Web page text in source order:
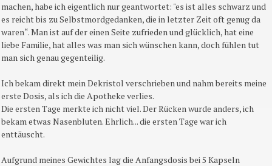
machen, habe ich eigentlich nur geantwortet: "es ist alles schwarz und
es reicht bis zu Selbstmordgedanken, die in letzter Zeit oft genug da
waren“. Man ist auf der einen Seite zufrieden und glücklich, hat eine
liebe Familie, hat alles was man sich wünschen kann, doch fühlen tut
man sich genau gegenteilig.
Ich bekam direkt mein Dekristol verschrieben und nahm bereits meine
erste Dosis, als ich die Apotheke verlies.
Die ersten Tage merkte ich nicht viel. Der Rücken wurde anders, ich
bekam etwas Nasenbluten. Ehrlich... die ersten Tage war ich
enttäuscht.
Aufgrund meines Gewichtes lag die Anfangsdosis bei 5 Kapseln